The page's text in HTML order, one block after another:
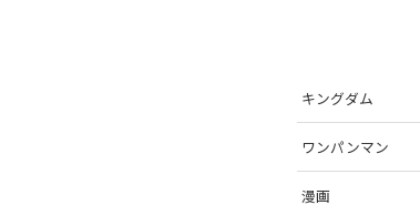
キングダム
ワンパンマン
漫画